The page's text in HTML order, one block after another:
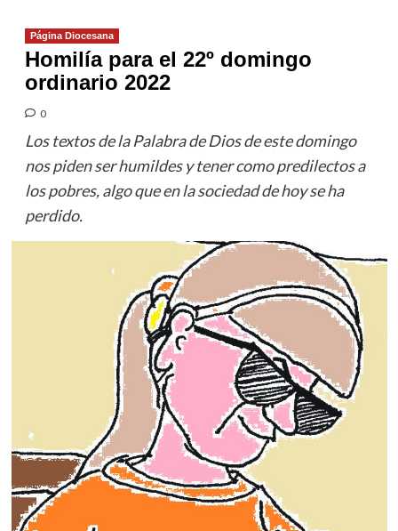
Página Diocesana
Homilía para el 22º domingo
ordinario 2022
0
Los textos de la Palabra de Dios de este domingo
nos piden ser humildes y tener como predilectos a
los pobres, algo que en la sociedad de hoy se ha
perdido.